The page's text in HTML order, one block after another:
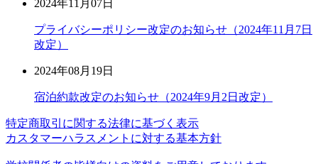
2024年11月07日
プライバシーポリシー改定のお知らせ（2024年11月7日
改定）
2024年08月19日
宿泊約款改定のお知らせ（2024年9月2日改定）
特定商取引に関する法律に基づく表示
カスタマーハラスメントに対する基本方針